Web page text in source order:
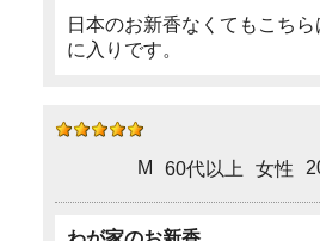
日本のお新香なくてもこち
に入りです。
M 60代以上 女性